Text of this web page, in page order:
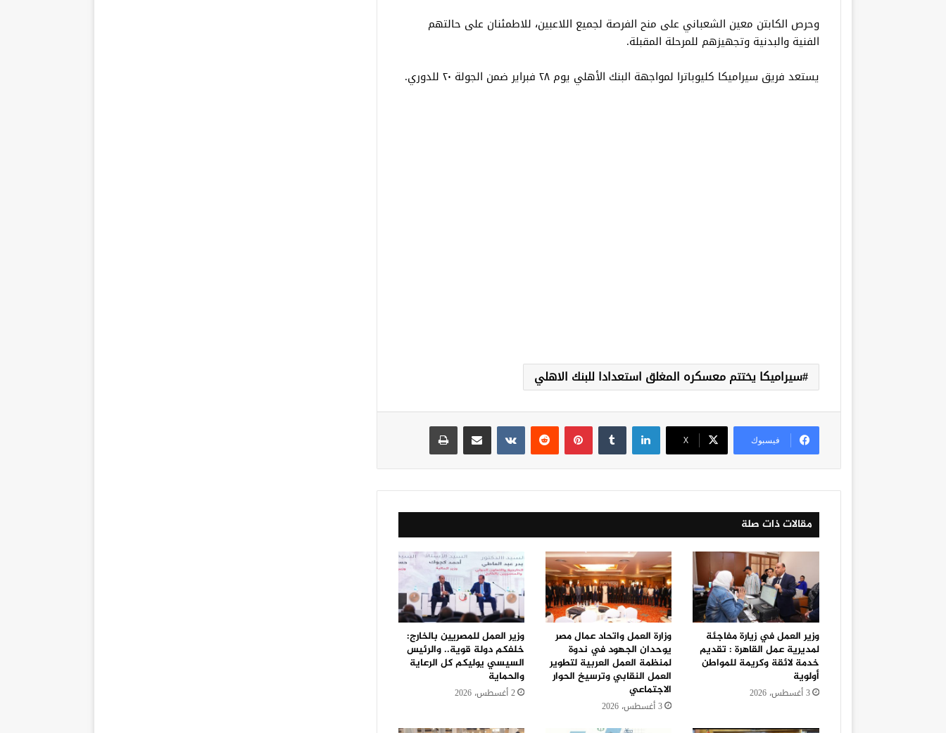
وحرص الكابتن معين الشعباني على منح الفرصة لجميع اللاعبين، للاطمئنان على حالتهم
الفنية والبدنية وتجهيزهم للمرحلة المقبلة.
يستعد فريق سيراميكا كليوباترا لمواجهة البنك الأهلي يوم ٢٨ فبراير ضمن الجولة ٢٠ للدوري.
سيراميكا يختتم معسكره المغلق استعدادا للبنك الاهلي
فيسبوك ‫X
لينكدإن بينتيريست
مقالات ذات صلة
وزير العمل في زيارة مفاجئة
لمديرية عمل القاهرة : تقديم
خدمة لائقة وكريمة للمواطن
أولوية
3 أغسطس، 2026
وزارة العمل واتحاد عمال مصر
يوحدان الجهود في ندوة
لمنظمة العمل العربية لتطوير
العمل النقابي وترسيخ الحوار
الاجتماعي
3 أغسطس، 2026
وزير العمل للمصريين بالخارج:
خلفكم دولة قوية.. والرئيس
السيسي يوليكم كل الرعاية
والحماية
2 أغسطس، 2026